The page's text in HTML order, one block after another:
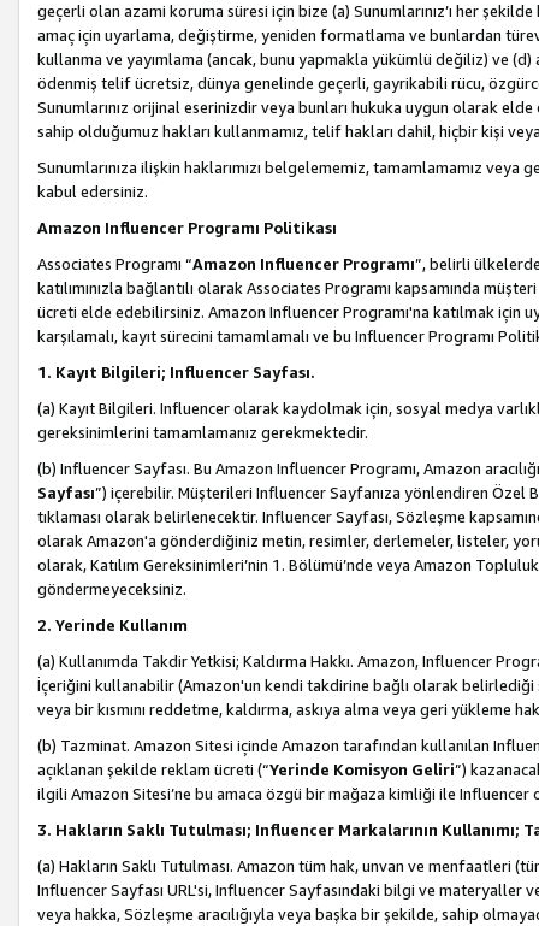
geçerli olan azami koruma süresi için bize (a) Sunumlarınız’ı her
amaç için uyarlama, değiştirme, yeniden formatlama ve bunlardan türev
kullanma ve yayımlama (ancak, bunu yapmakla yükümlü değiliz) ve
ödenmiş telif ücretsiz, dünya genelinde geçerli, gayrikabili rücu,
Sunumlarınız orijinal eserinizdir veya bunları hukuka uygun olarak
sahip olduğumuz hakları kullanmamız, telif hakları dahil, hiçbir kişi
Sunumlarınıza ilişkin haklarımızı belgelememiz, tamamlamamız
kabul edersiniz.
Amazon Influencer Programı Politikası
Associates Programı “Amazon Influencer Programı”, belirli
katılımınızla bağlantılı olarak Associates Programı kapsamında
ücreti elde edebilirsiniz. Amazon Influencer Programı'na katılmak için
karşılamalı, kayıt sürecini tamamlamalı ve bu Influencer Programı
1. Kayıt Bilgileri; Influencer Sayfası.
(a) Kayıt Bilgileri. Influencer olarak kaydolmak için, sosyal medya
gereksinimlerini tamamlamanız gerekmektedir.
(b) Influencer Sayfası. Bu Amazon Influencer Programı, Amazon
Sayfası”) içerebilir. Müşterileri Influencer Sayfanıza yönlendiren Özel
tıklaması olarak belirlenecektir. Influencer Sayfası, Sözleşme
olarak Amazon'a gönderdiğiniz metin, resimler, derlemeler, listeler,
olarak, Katılım Gereksinimleri’nin 1. Bölümü’nde veya Amazon
göndermeyeceksiniz.
2. Yerinde Kullanım
(a) Kullanımda Takdir Yetkisi; Kaldırma Hakkı. Amazon, Influencer
İçeriğini kullanabilir (Amazon'un kendi takdirine bağlı olarak belirlediği
veya bir kısmını reddetme, kaldırma, askıya alma veya geri yükleme
(b) Tazminat. Amazon Sitesi içinde Amazon tarafından kullanılan
açıklanan şekilde reklam ücreti (“Yerinde Komisyon Geliri”)
ilgili Amazon Sitesi’ne bu amaca özgü bir mağaza kimliği ile Influencer
3. Hakların Saklı Tutulması; Influencer Markalarının Kullanımı;
(a) Hakların Saklı Tutulması. Amazon tüm hak, unvan ve menfaatleri
Influencer Sayfası URL'si, Influencer Sayfasındaki bilgi ve materyaller
veya hakka, Sözleşme aracılığıyla veya başka bir şekilde, sahip